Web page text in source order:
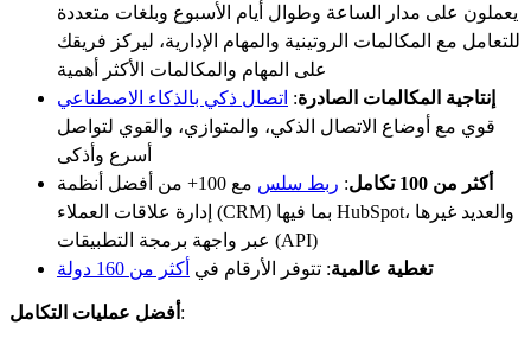
يعملون على مدار الساعة وطوال أيام الأسبوع وبلغات متعددة
للتعامل مع المكالمات الروتينية والمهام الإدارية، ليركز فريقك
على المهام والمكالمات الأكثر أهمية
إنتاجية المكالمات الصادرة: اتصال ذكي بالذكاء الاصطناعي
قوي مع أوضاع الاتصال الذكي، والمتوازي، والقوي لتواصل
أسرع وأذكى
أكثر من 100 تكامل
: ربط سلس
مع 100+ من أفضل أنظمة
إدارة علاقات العملاء (CRM) بما فيها HubSpot، والعديد غيرها
عبر واجهة برمجة التطبيقات (API)
تغطية عالمية: تتوفر الأرقام في أكثر من 160 دولة
أفضل عمليات التكامل :